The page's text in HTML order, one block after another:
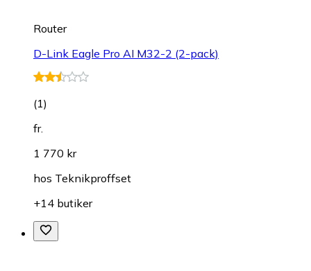
Router
D-Link Eagle Pro AI M32-2 (2-pack)
(1)
fr.
1 770 kr
hos Teknikproffset
+14 butiker